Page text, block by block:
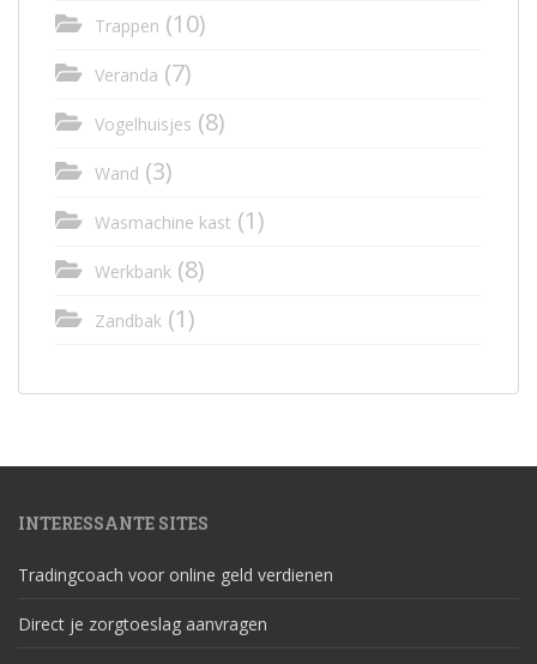
Trappen (10)
Veranda (7)
Vogelhuisjes (8)
Wand (3)
Wasmachine kast (1)
Werkbank (8)
Zandbak (1)
INTERESSANTE SITES
Tradingcoach voor online geld verdienen
Direct je zorgtoeslag aanvragen